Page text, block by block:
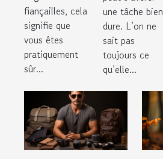
fiançailles, cela
signifie que
vous êtes
pratiquement
sûr...
une tâche bien
dure. L’on ne
sait pas
toujours ce
qu’elle...